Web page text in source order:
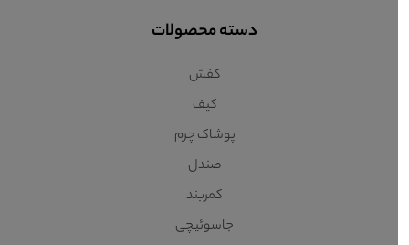
دسته محصولات
کفش
کیف
پوشاک چرم
صندل
کمربند
جاسوئیچی